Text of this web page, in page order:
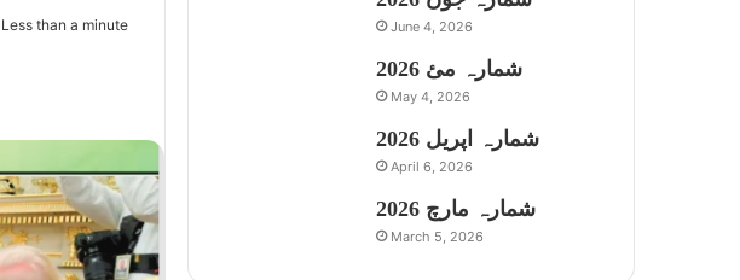
Less than a minute June 4, 2026
شمارہ مئ 2026
May 4, 2026
شمارہ اپریل 2026
April 6, 2026
شمارہ مارچ 2026
March 5, 2026